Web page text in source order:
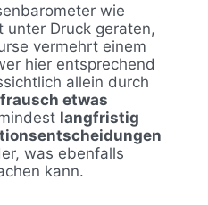
wie
unter Druck geraten,
vermehrt einem
hier entsprechend
allein durch
etwas
langfristig
was ebenfalls
kann.